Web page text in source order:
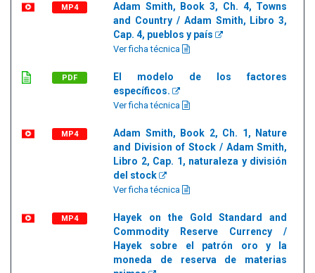
MP4
Adam Smith, Book 3, Ch. 4, Towns
and Country / Adam Smith, Libro 3,
Cap. 4, pueblos y país
Ver ficha técnica
PDF
El modelo de los factores
específicos.
Ver ficha técnica
MP4
Adam Smith, Book 2, Ch. 1, Nature
and Division of Stock / Adam Smith,
Libro 2, Cap. 1, naturaleza y división
del stock
Ver ficha técnica
MP4
Hayek on the Gold Standard and
Commodity Reserve Currency /
Hayek sobre el patrón oro y la
moneda de reserva de materias